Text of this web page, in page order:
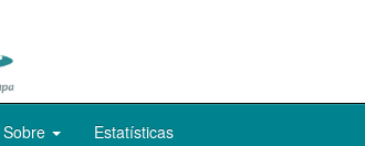
Sobre Estatísticas